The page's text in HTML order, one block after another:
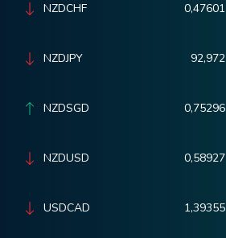
NZDCHF 0,47601
NZDJPY 92,972
NZDSGD 0,75296
NZDUSD 0,58927
USDCAD 1,39355